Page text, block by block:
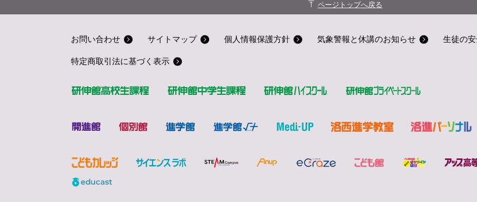
ページトップへ戻る
お問い合わせ サイトマップ 個人情報保護方針 気象警報と休講のお知らせ 生徒の
特定商取引法に基づく表示